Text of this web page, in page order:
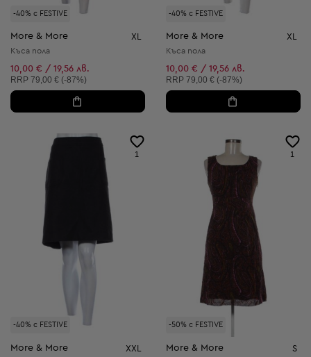
-40% с FESTIVE
More & More XL
Къса пола
10,00 € / 19,56 лв.
Препоръчителна цена:
RRP 79,00 € (-87%)
-40% с FESTIVE
More & More XL
Къса пола
10,00 € / 19,56 лв.
Препоръчителна цена:
RRP 79,00 € (-87%)
-40% с FESTIVE
1
More & More XXL
-50% с FESTIVE
1
More & More S